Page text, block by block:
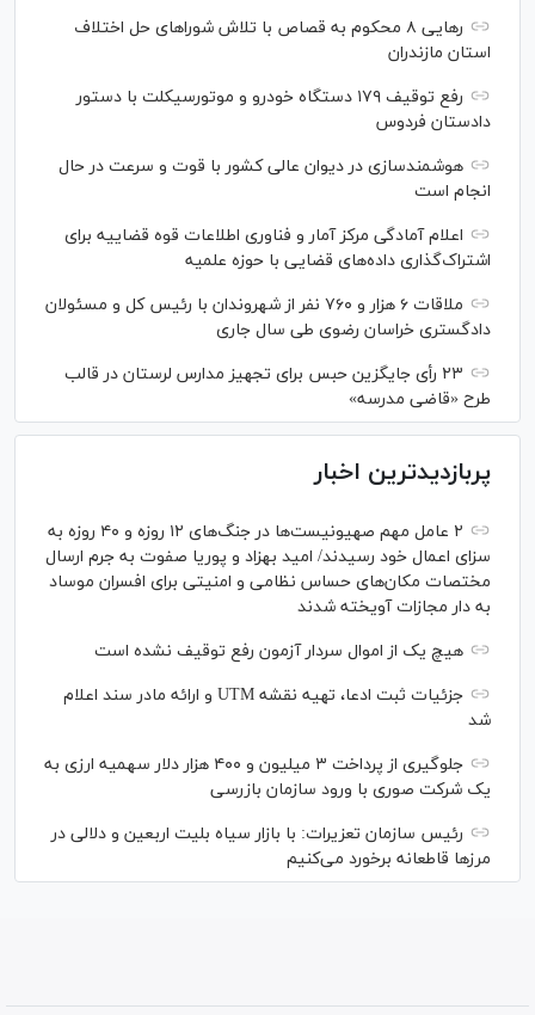
رهایی ۸ محکوم به قصاص با تلاش شورا‌های حل اختلاف
استان مازندران
رفع توقیف ۱۷۹ دستگاه خودرو و موتورسیکلت با دستور
دادستان فردوس
هوشمندسازی در دیوان عالی کشور با قوت و سرعت در حال
انجام است
اعلام آمادگی مرکز آمار و فناوری اطلاعات قوه قضاییه برای
اشتراک‌گذاری داده‌های قضایی با حوزه علمیه
ملاقات ۶ هزار و ۷۶۰ نفر از شهروندان با رئیس کل و مسئولان
دادگستری خراسان رضوی طی سال جاری
۲۳ رأی جایگزین حبس برای تجهیز مدارس لرستان در قالب
طرح «قاضی مدرسه»
پربازدیدترین اخبار
۲ عامل مهم صهیونیست‌ها در جنگ‌های ۱۲ روزه و ۴۰ روزه به
سزای اعمال خود رسیدند/ امید بهزاد و پوریا صفوت به جرم ارسال
مختصات مکان‌های حساس نظامی و امنیتی برای افسران موساد
به دار مجازات آویخته شدند
هیچ یک از اموال سردار آزمون رفع توقیف نشده است
جزئیات ثبت ادعا، تهیه نقشه UTM و ارائه مادر سند اعلام
شد
جلوگیری از پرداخت ۳ میلیون و ۴۰۰ هزار دلار سهمیه ارزی به
یک شرکت صوری با ورود سازمان بازرسی
رئیس سازمان تعزیرات: با بازار سیاه بلیت اربعین و دلالی در
مرز‌ها قاطعانه برخورد می‌کنیم